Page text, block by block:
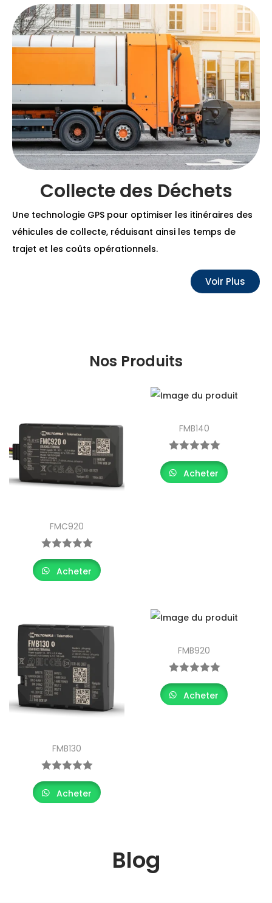
Collecte des Déchets
Une technologie GPS pour optimiser les itinéraires des
véhicules de collecte, réduisant ainsi les temps de
trajet et les coûts opérationnels.
Voir Plus
Nos Produits
FMC920
Acheter
FMB140
Acheter
FMB130
Acheter
FMB920
Acheter
Blog